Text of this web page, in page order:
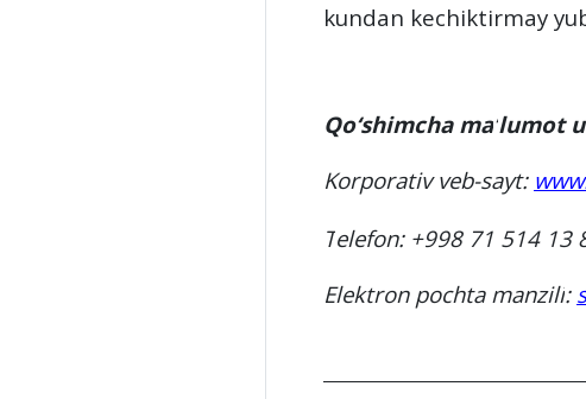
kundan kechiktirmay
Qo‘shimcha ma’lumot
Korporativveb-sayt:
Telefon: +998 71 514 13
Elektron pochta manzili: